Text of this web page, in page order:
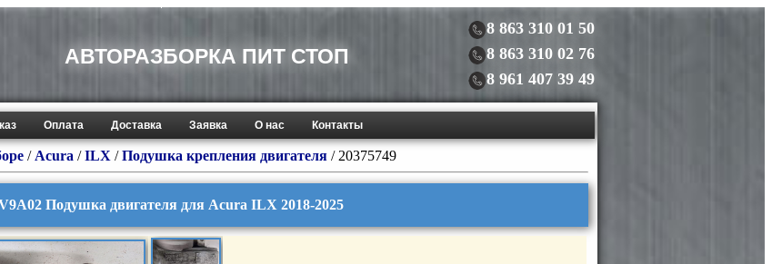
АВТОРАЗБОРКА ПИТ СТОП
8 863 310 01 50
8 863 310 02 76
8 961 407 39 49
Оплата Доставка Заявка О нас Контакты
/ Acura /ILX /Подушка крепления двигателя / 20375749
Подушка двигателя для Acura ILX 2018-2025